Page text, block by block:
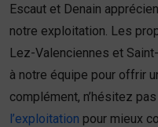
Escaut et Denain
notre exploitation. Les
Lez-Valenciennes et
à notre équipe pour offrir
complément, n’hésitez
l’exploitation pour mieux